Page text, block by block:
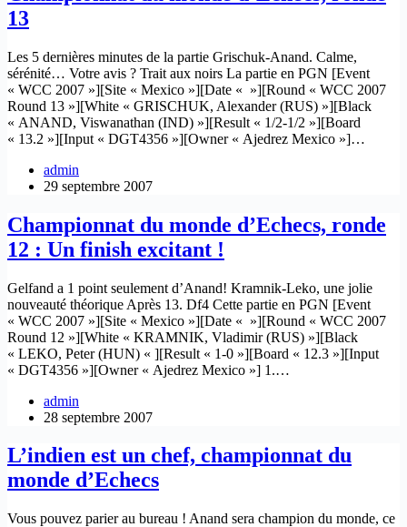
13
Les 5 dernières minutes de la partie Grischuk-Anand. Calme,
sérénité… Votre avis ? Trait aux noirs La partie en PGN [Event
« WCC 2007 »][Site « Mexico »][Date « »][Round « WCC 2007
Round 13 »][White « GRISCHUK, Alexander (RUS) »][Black
« ANAND, Viswanathan (IND) »][Result « 1/2-1/2 »][Board
« 13.2 »][Input « DGT4356 »][Owner « Ajedrez Mexico »]…
admin
29 septembre 2007
Championnat du monde d’Echecs, ronde
12 : Un finish excitant !
Gelfand a 1 point seulement d’Anand! Kramnik-Leko, une jolie
nouveauté théorique Après 13. Df4 Cette partie en PGN [Event
« WCC 2007 »][Site « Mexico »][Date « »][Round « WCC 2007
Round 12 »][White « KRAMNIK, Vladimir (RUS) »][Black
« LEKO, Peter (HUN) « ][Result « 1-0 »][Board « 12.3 »][Input
« DGT4356 »][Owner « Ajedrez Mexico »] 1.…
admin
28 septembre 2007
L’indien est un chef, championnat du
monde d’Echecs
Vous pouvez parier au bureau ! Anand sera champion du monde, ce